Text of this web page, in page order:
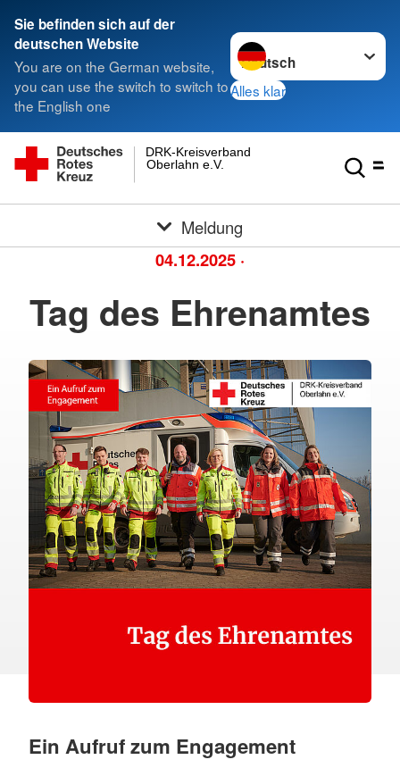
Sie befinden sich auf der
deutschen Website
You are on the German website,
you can use the switch to switch to
the English one
Sprache wechseln zu
Alles klar
Oberlahn e.V.
DRK-Kreisverband
Meldung
04.12.2025 ·
Tag des Ehrenamtes
Ein Aufruf zum Engagement